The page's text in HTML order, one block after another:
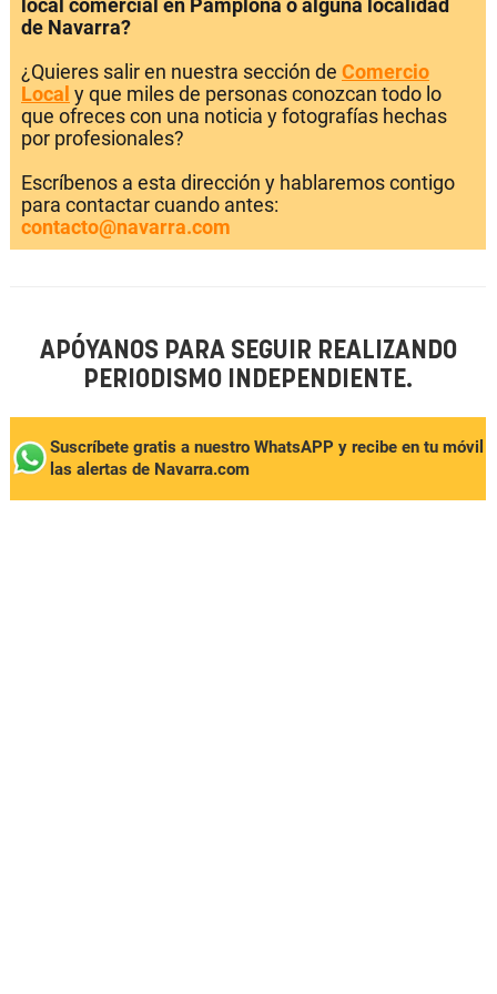
local comercial en Pamplona o alguna localidad
de Navarra?
¿Quieres salir en nuestra sección de Comercio
Local y que miles de personas conozcan todo lo
que ofreces con una noticia y fotografías hechas
por profesionales?
Escríbenos a esta dirección y hablaremos contigo
para contactar cuando antes:
contacto@navarra.com
APÓYANOS PARA SEGUIR REALIZANDO
PERIODISMO INDEPENDIENTE.
Suscríbete gratis a nuestro WhatsAPP y recibe en tu móvil
las alertas de Navarra.com